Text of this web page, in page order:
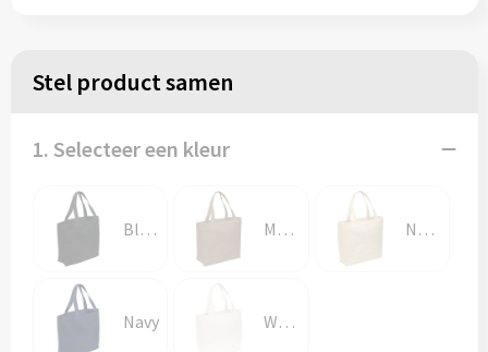
Stel product samen
1. Selecteer een kleur
Black Mushroom Natural
Navy White